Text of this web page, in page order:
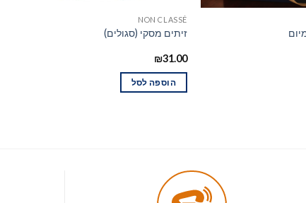
NON CLASSÉ
זיתים מסקי (סגולים)
₪31.00
הוספה לסל